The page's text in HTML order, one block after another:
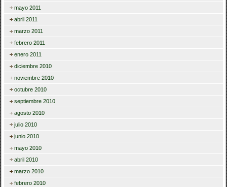
mayo 2011
abril 2011
marzo 2011
febrero 2011
enero 2011
diciembre 2010
noviembre 2010
octubre 2010
septiembre 2010
agosto 2010
julio 2010
junio 2010
mayo 2010
abril 2010
marzo 2010
febrero 2010